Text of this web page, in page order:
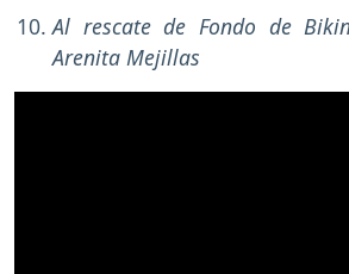
Al rescate de Fondo de
Arenita Mejillas